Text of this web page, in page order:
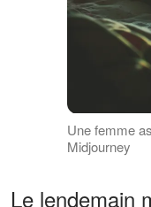
Une femme
Midjourney
Le lendemain